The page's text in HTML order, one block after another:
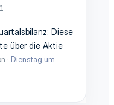
Diese
über die Aktie
Dienstag um